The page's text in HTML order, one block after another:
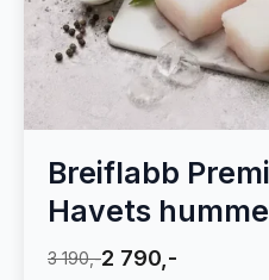
Breiflabb
Havets
3 190,-2 790,-